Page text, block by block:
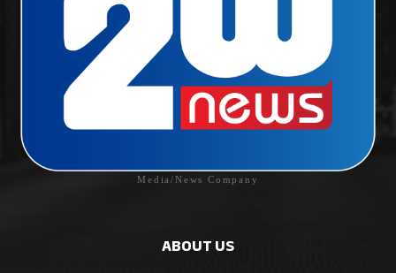
Media/News Company
ABOUT US